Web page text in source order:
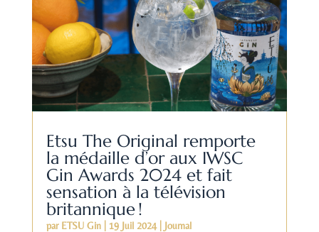
Etsu The Original remporte
la médaille d’or aux IWSC
Gin Awards 2024 et fait
sensation à la télévision
britannique !
par ETSU Gin| 19 Juil 2024| Journal